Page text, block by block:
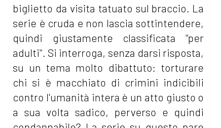
biglietto da visita tatuato sul braccio. La
serie è cruda e non lascia sottintendere,
quindi giustamente classificata "per
adulti". Si interroga, senza darsi risposta,
su un tema molto dibattuto: torturare
chi si è macchiato di crimini indicibili
contro l'umanità intera è un atto giusto o
a sua volta sadico, perverso e quindi